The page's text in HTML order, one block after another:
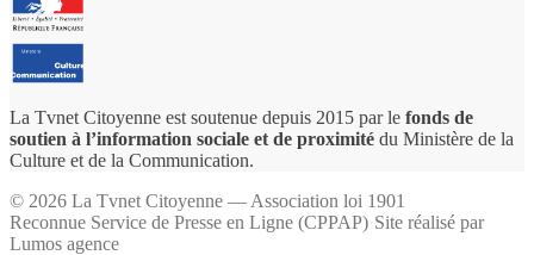
La Tvnet Citoyenne est soutenue depuis 2015 par le fonds de
soutien à l’information sociale et de proximité du Ministère de la
Culture et de la Communication.
© 2026 La Tvnet Citoyenne — Association loi 1901
Reconnue Service de Presse en Ligne (CPPAP)·Site réalisé par
Lumos agence